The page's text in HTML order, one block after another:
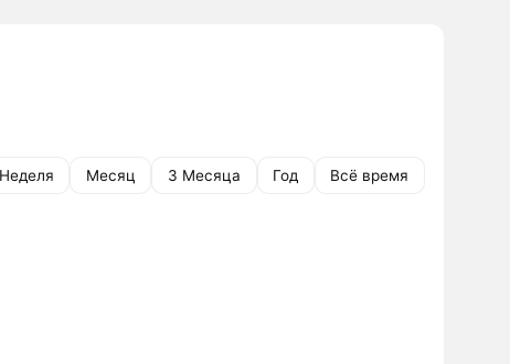
Неделя Месяц 3 Месяца Год Всё время